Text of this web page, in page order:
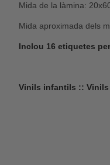
Mida de la làmina:
Mida aproximada dels
Inclou 16 etiquetes
Vinils infantils ::